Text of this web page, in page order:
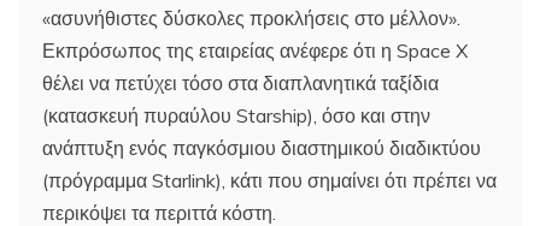
«ασυνήθιστες δύσκολες προκλήσεις στο μέλλον».
Εκπρόσωπος της εταιρείας ανέφερε ότι η Space X
θέλει να πετύχει τόσο στα διαπλανητικά ταξίδια
(κατασκευή πυραύλου Starship), όσο και στην
ανάπτυξη ενός παγκόσμιου διαστημικού διαδικτύου
(πρόγραμμα Starlink), κάτι που σημαίνει ότι πρέπει να
περικόψει τα περιττά κόστη.